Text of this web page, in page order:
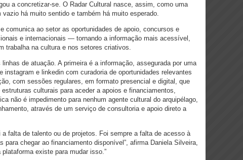
a concretizar-se. O Radar Cultural nasce, assim, como uma
há muito sentido e também há muito esperado.
comunica ao setor as oportunidades de apoio, concursos e
e internacionais — tornando a informação mais acessível,
trabalha na cultura e nos setores criativos.
de atuação. A primeira é a informação, assegurada por uma
instagram e linkedin com curadoria de oportunidades relevantes
com sessões regulares, em formato presencial e digital, que
culturais para aceder a apoios e financiamentos,
não é impedimento para nenhum agente cultural do arquipélago,
através de um serviço de consultoria e apoio direto a
a falta de talento ou de projetos. Foi sempre a falta de acesso à
para chegar ao financiamento disponível”, afirma Daniela Silveira,
existe para mudar isso.”